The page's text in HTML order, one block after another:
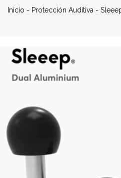
Inicio - Protección Auditiva -